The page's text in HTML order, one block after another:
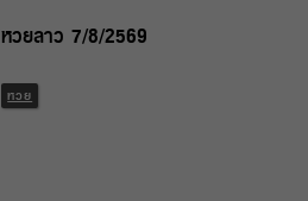
หวยลาว 7/8/2569
หวย